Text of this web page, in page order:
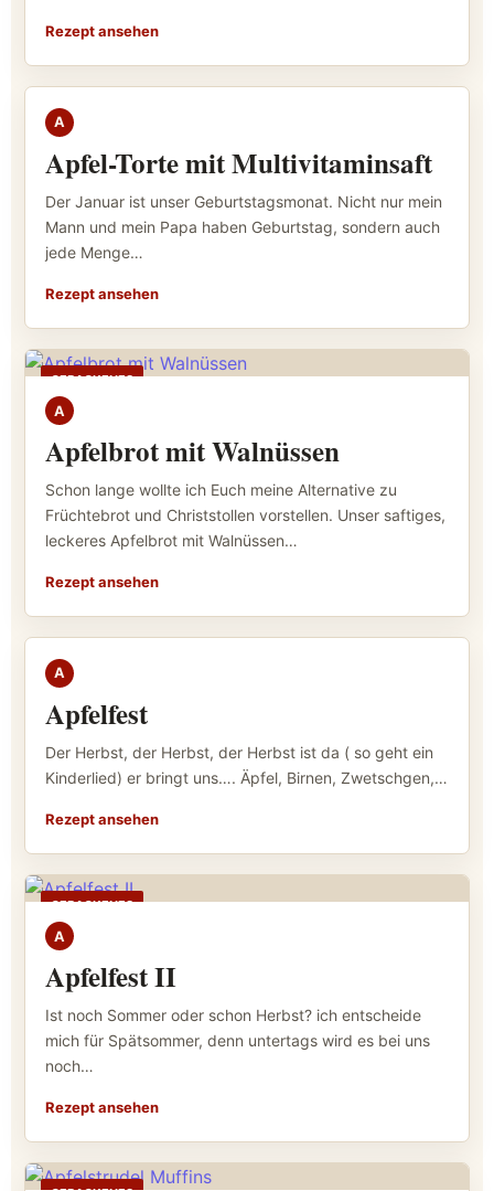
Rezept ansehen
GEBACKENES
A
Apfel-Torte mit Multivitaminsaft
Der Januar ist unser Geburtstagsmonat. Nicht nur mein
Mann und mein Papa haben Geburtstag, sondern auch
jede Menge…
Rezept ansehen
GEBACKENES
A
Apfelbrot mit Walnüssen
Schon lange wollte ich Euch meine Alternative zu
Früchtebrot und Christstollen vorstellen. Unser saftiges,
leckeres Apfelbrot mit Walnüssen…
Rezept ansehen
GEBACKENES
A
Apfelfest
Der Herbst, der Herbst, der Herbst ist da ( so geht ein
Kinderlied) er bringt uns…. Äpfel, Birnen, Zwetschgen,…
Rezept ansehen
GEBACKENES
A
Apfelfest II
Ist noch Sommer oder schon Herbst? ich entscheide
mich für Spätsommer, denn untertags wird es bei uns
noch…
Rezept ansehen